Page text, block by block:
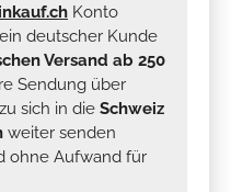
Konto
deutscher Kunde
Versand ab 250
Sendung über
sich in die Schweiz
weiter senden
ohne Aufwand für